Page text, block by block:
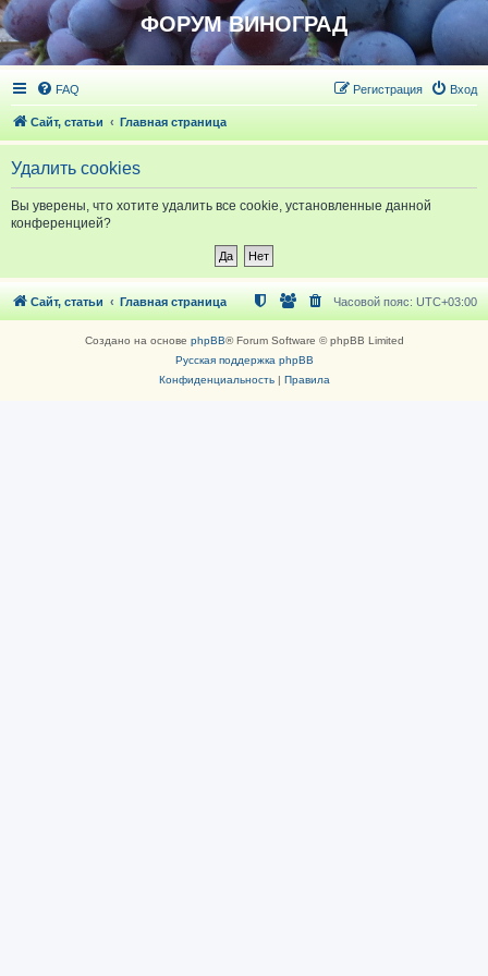
ФОРУМ ВИНОГРАД
FAQ Вход
Регистрация
Сайт, статьи Главная страница
Удалить cookies
Вы уверены, что хотите удалить все cookie, установленные данной
конференцией?
Сайт, статьи Главная страница Часовой пояс: UTC+03:00
Создано на основе phpBB® Forum Software © phpBB Limited
Русская поддержка phpBB
Конфиденциальность| Правила